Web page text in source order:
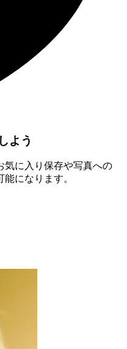
よう
気に入り保存や写真への
になります。